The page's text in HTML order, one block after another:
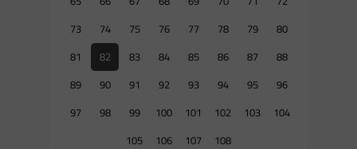
73
74 75 76 77 78 79
80
81
82 83 84 85 86 87
88
89
90 91 92 93 94 95
96
97
98 99 100 101 102 103
104
105
106 107 108